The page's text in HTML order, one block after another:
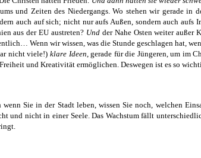
und Zeiten des Niedergangs. Wo stehen wir gerade
auch auf sich; nicht nur aufs Außen, sondern auch aufs
aus der EU austreten? Undder Nahe Osten weiter außer
Wenn wir wissen, was die Stunde geschlagen hat,
nicht viele!) klare Ideen, gerade für die Jüngeren, um im
und Kreativität ermöglichen. Deswegen ist es so
wenn Sie in der Stadt leben, wissen Sie noch, welchen
nicht in einer Seele. Das Wachstum fällt